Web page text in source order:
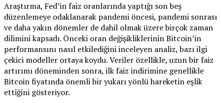
Araştırma, Fed’in faiz oranlarında yaptığı son beş
düzenlemeye odaklanarak pandemi öncesi, pandemi sonrası
ve daha yakın dönemler de dahil olmak üzere birçok zaman
dilimini kapsadı. Önceki oran değişikliklerinin Bitcoin’in
performansını nasıl etkilediğini inceleyen analiz, bazı ilgi
çekici modeller ortaya koydu. Veriler özellikle, uzun bir faiz
artırımı döneminden sonra, ilk faiz indirimine genellikle
Bitcoin fiyatında önemli bir yukarı yönlü hareketin eşlik
ettiğini gösteriyor.